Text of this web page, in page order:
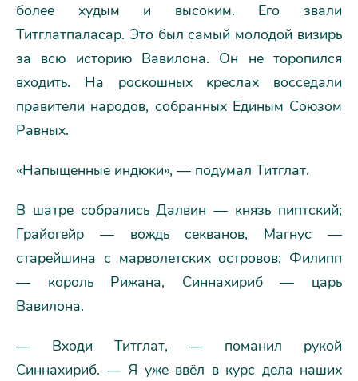
более худым и высоким. Его звали
Титглатпаласар. Это был самый молодой визирь
за всю историю Вавилона. Он не торопился
входить. На роскошных креслах восседали
правители народов, собранных Единым Союзом
Равных.
«Напыщенные индюки», — подумал Титглат.
В шатре собрались Далвин — князь пиптский;
Грайогейр — вождь секванов, Магнус —
старейшина с марволетских островов; Филипп
— король Рижана, Синнахириб — царь
Вавилона.
— Входи Титглат, — поманил рукой
Синнахириб. — Я уже ввёл в курс дела наших